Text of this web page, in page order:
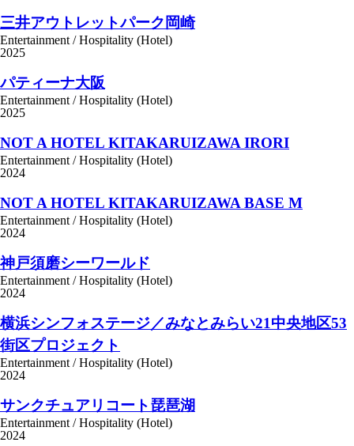
三井アウトレットパーク岡崎
Entertainment / Hospitality (Hotel)
2025
パティーナ大阪
Entertainment / Hospitality (Hotel)
2025
NOT A HOTEL KITAKARUIZAWA IRORI
Entertainment / Hospitality (Hotel)
2024
NOT A HOTEL KITAKARUIZAWA BASE M
Entertainment / Hospitality (Hotel)
2024
神戸須磨シーワールド
Entertainment / Hospitality (Hotel)
2024
横浜シンフォステージ／みなとみらい21中央地区53
街区プロジェクト
Entertainment / Hospitality (Hotel)
2024
サンクチュアリコート琵琶湖
Entertainment / Hospitality (Hotel)
2024